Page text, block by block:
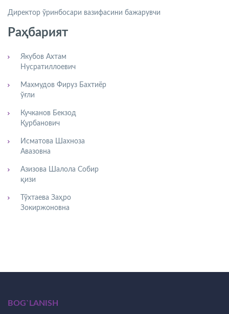
Директор ўринбосари вазифасини бажарувчи
Раҳбарият
Якубов Ахтам
Нусратиллоевич
Махмудов Фируз Бахтиёр
ўғли
Кучканов Бекзод
Қурбанович
Исматова Шахноза
Авазовна
Азизова Шалола Собир
қизи
Тўхтаева Заҳро
Зокиржоновна
BOG`LANISH